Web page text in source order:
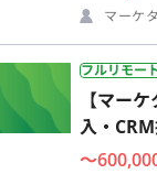
マーケ
フルリモー
【マー
入・
〜